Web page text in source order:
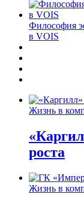
Философия
в VOIS
Жизнь в
роста
Жизнь в